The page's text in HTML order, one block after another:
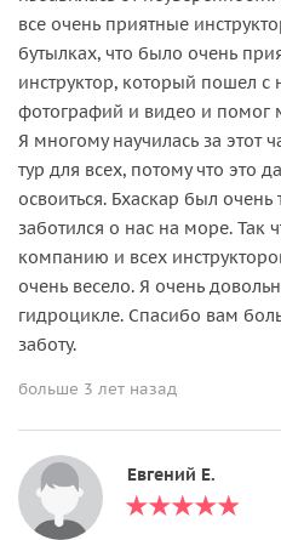
все очень приятные
бутылках, что было очень
инструктор, который пошел с
фотографий и видео и помог
Я многому научилась за этот
тур для всех, потому что это
освоиться. Бхаскар был
заботился о нас на море. Так
компанию и всех
очень весело. Я очень
гидроцикле. Спасибо вам
заботу.
больше 3 лет назад
Евгений Е.